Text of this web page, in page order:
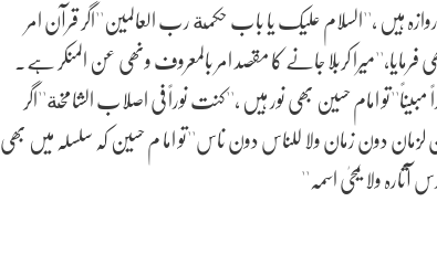
ہیں ،''السلام علیک یا باب حکمة رب العالمین''اگر قرآن امر
کربلا جانے کا مقصد امر بالمعروف ونھی عن المنکر ہے۔
امام حسین بھی نور ہیں ،''کنت نوراً فی اصلاب الشامخة''اگر
دون زمان ولا للناس دون ناس''تو اما م حسین کہ سلسلہ میں بھی
ولا یمحیٰ اسمہ''